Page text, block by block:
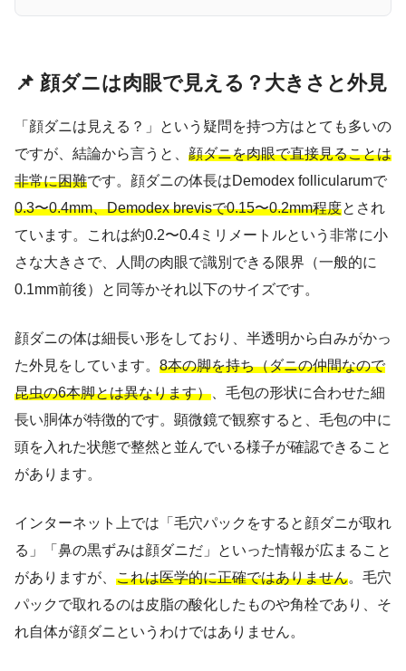
📌 顔ダニは肉眼で見える？大きさと外見
「顔ダニは見える？」という疑問を持つ方はとても多いの
ですが、結論から言うと、 顔ダニを肉眼で直接見ることは
非常に困難です。顔ダニの体長はDemodex follicularumで
0.3〜0.4mm、Demodex brevisで0.15〜0.2mm程度とされ
ています。これは約0.2〜0.4ミリメートルという非常に小
さな大きさで、人間の肉眼で識別できる限界（一般的に
0.1mm前後）と同等かそれ以下のサイズです。
顔ダニの体は細長い形をしており、半透明から白みがかっ
た外見をしています。 8本の脚を持ち（ダニの仲間なので
昆虫の6本脚とは異なります） 、毛包の形状に合わせた細
長い胴体が特徴的です。顕微鏡で観察すると、毛包の中に
頭を入れた状態で整然と並んでいる様子が確認できること
があります。
インターネット上では「毛穴パックをすると顔ダニが取れ
る」「鼻の黒ずみは顔ダニだ」といった情報が広まること
がありますが、 これは医学的に正確ではありません。毛穴
パックで取れるのは皮脂の酸化したものや角栓であり、そ
れ自体が顔ダニというわけではありません。